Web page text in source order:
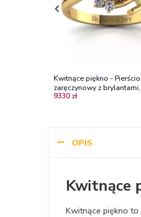
Kwitnące piękno -
zaręczynowy z
złoto, próba 750
9330 zł
OPIS
Kwitnące
Kwitnące piękno